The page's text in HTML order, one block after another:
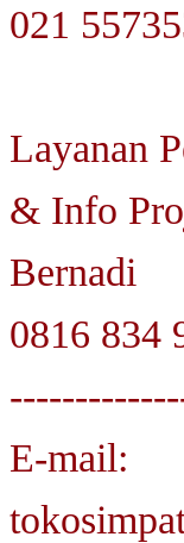
021
Layanan
& Info
Bernadi
0816 834
E-mail: